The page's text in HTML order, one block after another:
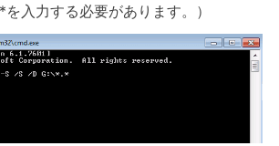
入力する必要があります。）